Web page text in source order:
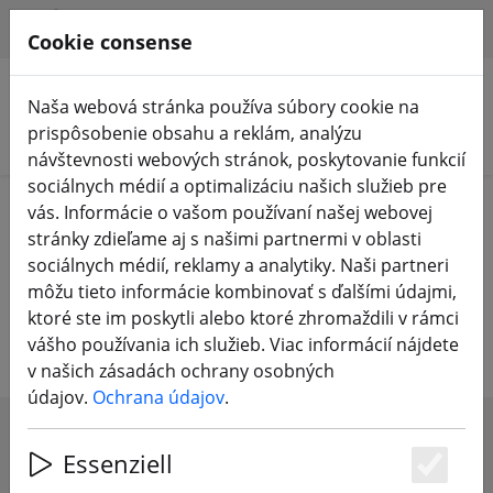
Vyhľadať produkty
Home
Batérie
Nabíjateľné batérie pre video okuliare
Nabíjateľné batérie pre video
okuliare
Cookie consense
Naša webová stránka používa súbory cookie na
prispôsobenie obsahu a reklám, analýzu
návštevnosti webových stránok, poskytovanie funkcií
sociálnych médií a optimalizáciu našich služieb pre
vás. Informácie o vašom používaní našej webovej
stránky zdieľame aj s našimi partnermi v oblasti
sociálnych médií, reklamy a analytiky. Naši partneri
môžu tieto informácie kombinovať s ďalšími údajmi,
ktoré ste im poskytli alebo ktoré zhromaždili v rámci
vášho používania ich služieb. Viac informácií nájdete
v našich zásadách ochrany osobných
údajov. Ochrana údajov.
Essenziell